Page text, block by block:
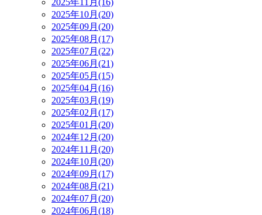
2025年11月(16)
2025年10月(20)
2025年09月(20)
2025年08月(17)
2025年07月(22)
2025年06月(21)
2025年05月(15)
2025年04月(16)
2025年03月(19)
2025年02月(17)
2025年01月(20)
2024年12月(20)
2024年11月(20)
2024年10月(20)
2024年09月(17)
2024年08月(21)
2024年07月(20)
2024年06月(18)